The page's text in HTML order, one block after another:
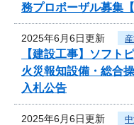
務プロポーザル募集【
2025年6月6日更新
【建設工事】ソフト
火災報知設備・総合
入札公告
2025年6月6日更新